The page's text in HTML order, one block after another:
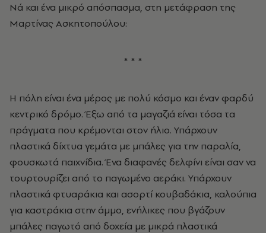
Νά και ένα μικρό απόσπασμα, στη μετάφραση της
Μαρτίνας Ασκητοπούλου:
* * *
Η πόλη είναι ένα μέρος με πολύ κόσμο και έναν φαρδύ
κεντρικό δρόμο. Έξω από τα μαγαζιά είναι τόσα τα
πράγματα που κρέμονται στον ήλιο. Υπάρχουν
πλαστικά δίχτυα γεμάτα με μπάλες για την παραλία,
φουσκωτά παιχνίδια. Ένα διαφανές δελφίνι είναι σαν να
τουρτουρίζει από το παγωμένο αεράκι. Υπάρχουν
πλαστικά φτυαράκια και ασορτί κουβαδάκια, καλούπια
για καστράκια στην άμμο, ενήλικες που βγάζουν
μπάλες παγωτό από δοχεία με μικρά πλαστικά